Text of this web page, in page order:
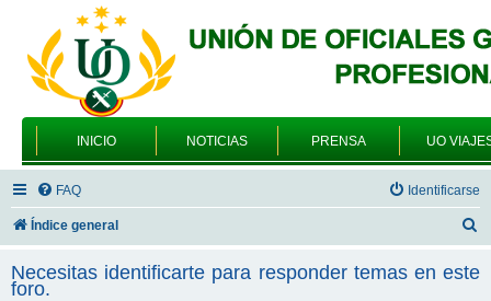
INICIO NOTICIAS PRENSA UO
FAQ Identificarse
Índice general
Necesitas identificarte para responder temas en este
foro.